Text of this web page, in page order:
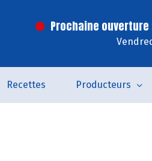
Prochaine ouverture
Recettes Producteurs